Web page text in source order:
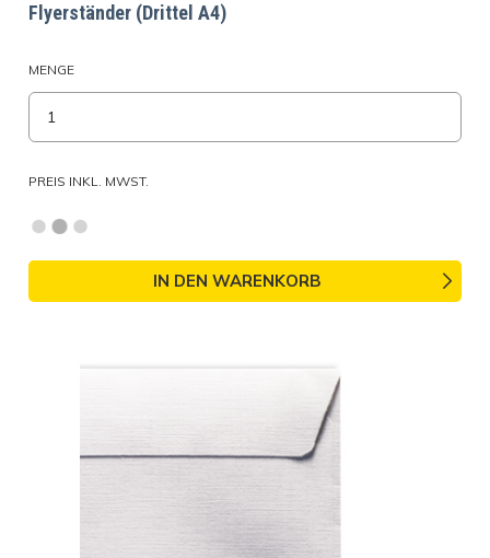
Flyerständer (Drittel A4)
MENGE
PREIS INKL. MWST.
IN DEN WARENKORB